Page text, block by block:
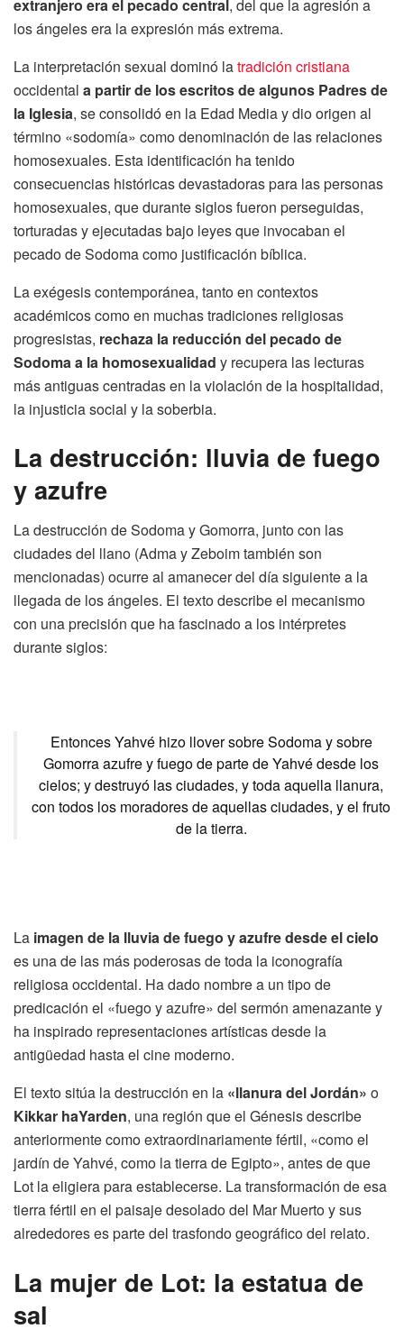
extranjero era el pecado central , del que la agresión a
los ángeles era la expresión más extrema.
La interpretación sexual dominó latradición cristiana
occidental a partir de los escritos de algunos Padres de
la Iglesia, se consolidó en la Edad Media y dio origen al
término «sodomía» como denominación de las relaciones
homosexuales. Esta identificación ha tenido
consecuencias históricas devastadoras para las personas
homosexuales, que durante siglos fueron perseguidas,
torturadas y ejecutadas bajo leyes que invocaban el
pecado de Sodoma como justificación bíblica.
La exégesis contemporánea, tanto en contextos
académicos como en muchas tradiciones religiosas
progresistas, rechaza la reducción del pecado de
Sodoma a la homosexualidad y recupera las lecturas
más antiguas centradas en la violación de la hospitalidad,
la injusticia social y la soberbia.
La destrucción: lluvia de fuego
y azufre
La destrucción de Sodoma y Gomorra, junto con las
ciudades del llano (Adma y Zeboim también son
mencionadas) ocurre al amanecer del día siguiente a la
llegada de los ángeles. El texto describe el mecanismo
con una precisión que ha fascinado a los intérpretes
durante siglos:
Entonces Yahvé hizo llover sobre Sodoma y sobre
Gomorra azufre y fuego de parte de Yahvé desde los
cielos; y destruyó las ciudades, y toda aquella llanura,
con todos los moradores de aquellas ciudades, y el fruto
de la tierra.
La imagen de la lluvia de fuego y azufre desde el cielo
es una de las más poderosas de toda la iconografía
religiosa occidental. Ha dado nombre a un tipo de
predicación el «fuego y azufre» del sermón amenazante y
ha inspirado representaciones artísticas desde la
antigüedad hasta el cine moderno.
El texto sitúa la destrucción en la «llanura del Jordán» o
Kikkar haYarden, una región que el Génesis describe
anteriormente como extraordinariamente fértil, «como el
jardín de Yahvé, como la tierra de Egipto», antes de que
Lot la eligiera para establecerse. La transformación de esa
tierra fértil en el paisaje desolado del Mar Muerto y sus
alrededores es parte del trasfondo geográfico del relato.
La mujer de Lot: la estatua de
sal